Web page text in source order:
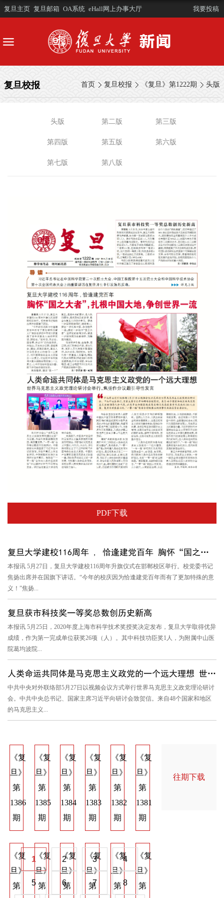
复旦主页 复旦邮箱 OA系统 eHall网上办事大厅 我要投稿
首页 复旦校报 《复旦》第1222期 头版
复旦校报
头版 第二版 第三版
第四版 第五版 第六版
第七版 第八版
PDF下载
复旦大学建校116周年 , 恰逢建党百年 胸怀“国之大者”，扎根中...
本报讯 5月27日，复旦大学建校116周年升旗仪式在邯郸校区举行。校党委书记
焦扬出席并在国旗下讲话。“今年的校庆因为恰逢建党百年而有了更加特殊的意
义！”焦扬...
复旦获市科技奖一等奖总数创历史新高
本报讯 5月25日，2020年度上海市科学技术奖授奖决定发布，复旦大学取得优异
成绩，作为第一完成单位获奖26项（人）。其中科技功臣奖1人，为附属中山医
院葛均波院...
人类命运共同体是马克思主义政党的一个远大理想 世界马克思主义...
中共中央对外联络部5月27日以视频会议方式举行世界马克思主义政党理论研讨
会。中共中央总书记、国家主席习近平向研讨会致贺信。来自48个国家和地区
的马克思主义...
《复
旦》
第
1386
期
《复
旦》
第
1385
期
《复
旦》
第
1384
期
《复
旦》
第
1383
期
《复
旦》
第
1382
期
《复
旦》
第
1381
期
《复
旦》
第
《复
旦》
第
《复
旦》
第
《复
旦》
第
《复
旦》
第
《复
旦》
第
旦》
1 2 3 4
5 6 7 8
往期下载